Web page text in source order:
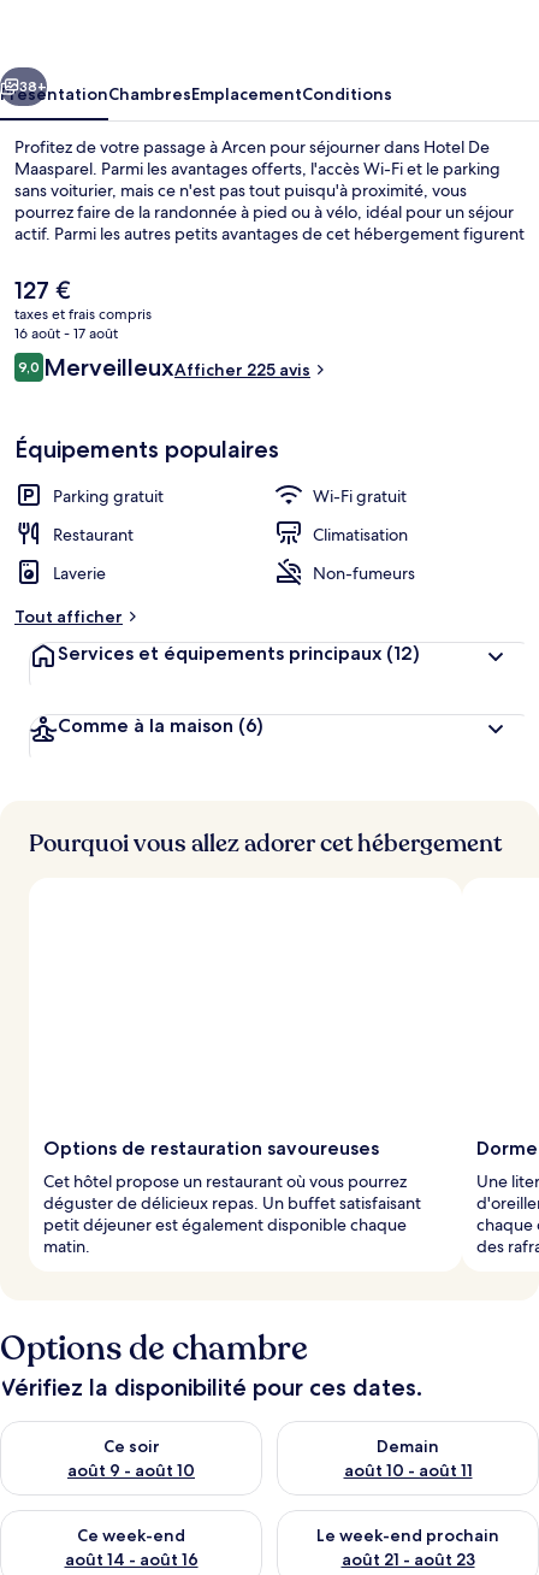
Suivant
38+
PrésentationChambresEmplacementConditions
Profitez de votre passage à Arcen pour séjourner dans Hotel De
Maasparel. Parmi les avantages offerts, l'accès Wi-Fi et le parking
sans voiturier, mais ce n'est pas tout puisqu'à proximité, vous
pourrez faire de la randonnée à pied ou à vélo, idéal pour un séjour
actif. Parmi les autres petits avantages de cet hébergement figurent
Le
prix
actuel
est
de
127 €
taxes et frais compris
16 août - 17 août
Avis
voyageurs
9,09,0 sur 10
MerveilleuxAfficher 225 avis
Équipements populaires
Parking gratuit
Wi-Fi gratuit
Restaurant
Climatisation
Laverie
Non-fumeurs
Tout afficher
Services et équipements principaux (12)
Comme à la maison (6)
Pourquoi vous allez adorer cet hébergement
Options de restauration savoureuses
Cet hôtel propose un restaurant où vous pourrez
déguster de délicieux repas. Un buffet satisfaisant
petit déjeuner est également disponible chaque
matin.
Une
chaque
des
Options de chambre
Vérifiez la disponibilité pour ces dates.
Ce soir
août 9 - août 10
Vérifier la disponibilité pour ce soir août 9 - août 10
Demain
août 10 - août 11
Vérifier la disponibilité pour
Ce week-end
août 14 - août 16
Vérifier la disponibilité pour ce week-end août 14 - août 16
Le week-end prochain
août 21 - août 23
Vérifier la disponibilité pour